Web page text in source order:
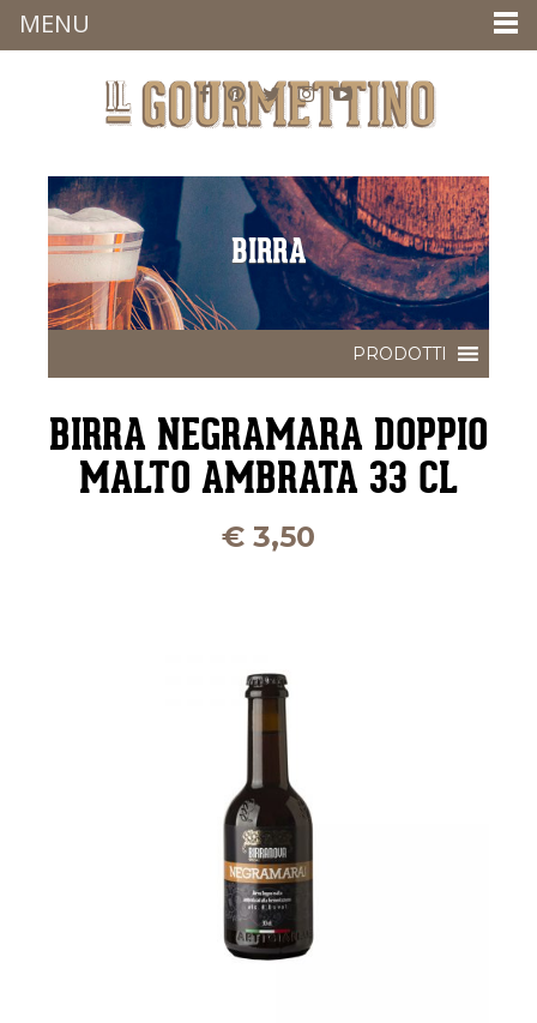
BIRRA
BIRRA NEGRAMARA DOPPIO
MALTO AMBRATA 33 CL
€ 3,50
MENU